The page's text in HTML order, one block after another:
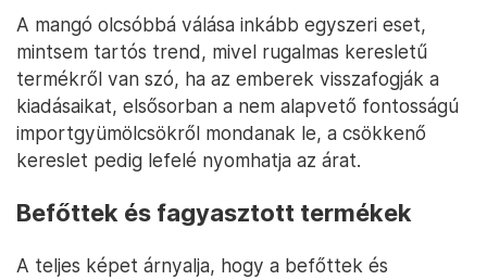
A mangó olcsóbbá válása inkább egyszeri eset,
mintsem tartós trend, mivel rugalmas keresletű
termékről van szó, ha az emberek visszafogják a
kiadásaikat, elsősorban a nem alapvető fontosságú
importgyümölcsökről mondanak le, a csökkenő
kereslet pedig lefelé nyomhatja az árat.
Befőttek és fagyasztott termékek
A teljes képet árnyalja, hogy a befőttek és